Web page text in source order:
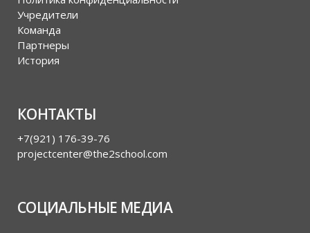
Учредители
Команда
Партнеры
История
КОНТАКТЫ
+7(921) 176-39-76
projectcenter@the2school.com
СОЦИАЛЬНЫЕ МЕДИА